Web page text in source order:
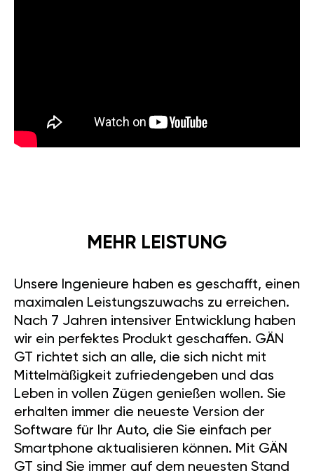
maximalen Leistungszuwachs zu erreichen.
Nach 7 Jahren intensiver Entwicklung haben
wir ein perfektes Produkt geschaffen. GÄN
GT richtet sich an alle, die sich nicht mit
Mittelmäßigkeit zufriedengeben und das
Leben in vollen Zügen genießen wollen. Sie
erhalten immer die neueste Version der
Software für Ihr Auto, die Sie einfach per
Smartphone aktualisieren können. Mit GÄN
GT sind Sie immer auf dem neuesten Stand
der Technik.